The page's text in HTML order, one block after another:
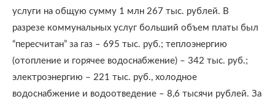
услуги на общую сумму 1 млн 267 тыс. рублей. В
разрезе коммунальных услуг больший объем платы был
“пересчитан” за газ – 695 тыс. руб.; теплоэнергию
(отопление и горячее водоснабжение) – 342 тыс. руб.;
электроэнергию – 221 тыс. руб., холодное
водоснабжение и водоотведение – 8,6 тысячи рублей. За